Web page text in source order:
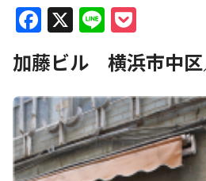
Facebook
X Line
加藤ビル 横浜市中区